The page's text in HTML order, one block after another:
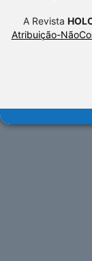
A Revista
Atribuição-